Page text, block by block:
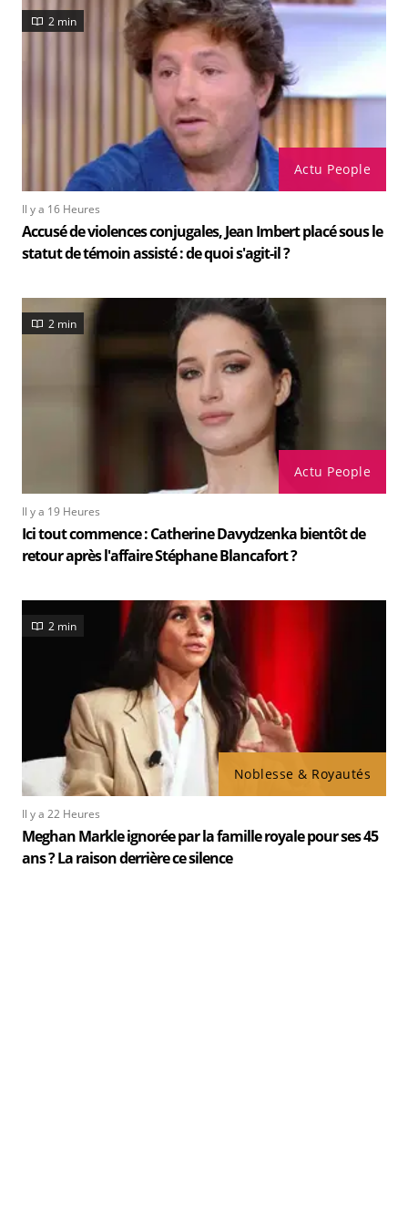
Actu People
2 min
Il y a 16 Heures
Accusé de violences conjugales, Jean Imbert placé sous le
statut de témoin assisté : de quoi s'agit-il ?
Actu People
2 min
Il y a 19 Heures
Ici tout commence : Catherine Davydzenka bientôt de
retour après l'affaire Stéphane Blancafort ?
Noblesse & Royautés
2 min
Il y a 22 Heures
Meghan Markle ignorée par la famille royale pour ses 45
ans ? La raison derrière ce silence